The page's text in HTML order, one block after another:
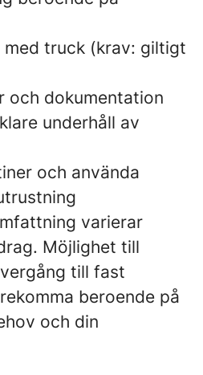
truck (krav: giltigt
och dokumentation
underhåll av
och använda
varierar
Möjlighet till
till fast
beroende på
och din